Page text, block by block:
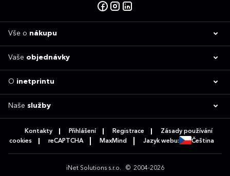
Vše o nákupu
Vaše objednávky
O inetprintu
Naše služby
Kontakty Přihlášení Registrace
Zásady používání
cookies
reCAPTCHA MaxMind Jazyk webu: Čeština
iNet Solutions s.r.o. © 2004-2026